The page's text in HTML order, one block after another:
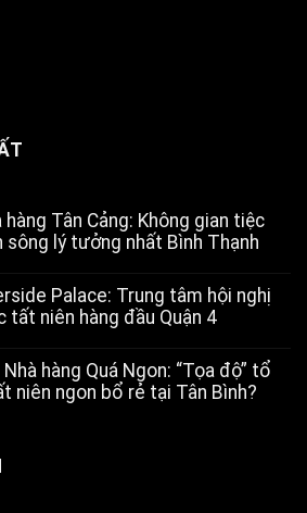
hàng Tân Cảng: Không gian tiệc
sông lý tưởng nhất Bình Thạnh
Palace: Trung tâm hội nghị
tất niên hàng đầu Quận 4
hàng Quá Ngon: “Tọa độ” tổ
niên ngon bổ rẻ tại Tân Bình?